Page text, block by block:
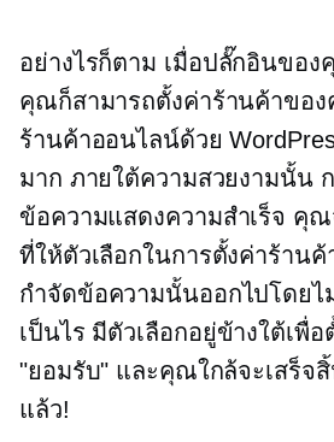
อย่างไรก็ตาม เมื่อปลั๊กอินขอ
คุณก็สามารถตั้งค่าร้านค้าของ
ร้านค้าออนไลน์ด้วย
มาก ภายใต้ความสวยงามนั้น
ข้อความแสดงความสำเร็จ คุ
ที่ให้ตัวเลือกในการตั้งค่าร้า
กำจัดข้อความนั้นออกไปโดยไ
เป็นไร มีตัวเลือกอยู่ข้างใต้เพื่
"ยอมรับ" และคุณใกล้จะเสร็จ
แล้ว!